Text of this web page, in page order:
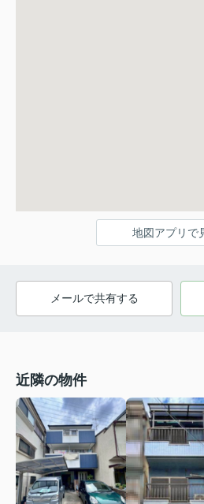
地図アプリで
メールで共有する
近隣の物件